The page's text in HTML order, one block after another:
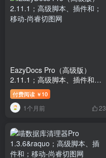
EazyDocs Pro（高级版）
2.11.1；高级脚本、插件和；
移动
付费阅读 ￥ 10
1个月前 23